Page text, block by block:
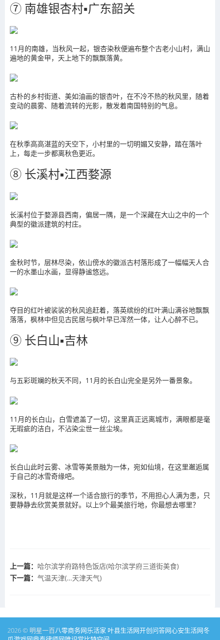
⑦ 南雄银杏村▪广东韶关
11月的南雄，当秋风一起，银杏染秋便遍布整个古老小山村，满山
遍地的黄金甲，天上地下的飘飘落黄。
古朴的乡村街道、美如油画的银杏叶，在不冷不热的秋风里，随着
变动的晨雾、随着流转的光影，散发着南国特别的气息。
在秋季高高湛蓝的天空下，小村里的一切明媚又安静，踏在落叶
上，每走一步都离秋色更近。
⑧ 长溪村▪江西婺源
长溪村位于婺源县西南，偏居一隅，是一个深藏在大山之中的一个
典型的徽派建筑的村庄。
金秋时节，层林尽染，依山傍水的徽派古村落形成了一幅幅天人合
一的水墨山水画，显得静谧悠远。
夺目的红叶被裟裟的秋风追赶着，落英缤纷的红叶满山满谷地飘飘
落落，枫林中但见古民居与枫叶早已浑然一体，让人心醉不已。
⑨ 长白山▪吉林
与五彩斑斓的秋天不同，11月的长白山完全是另外一番景象。
11月的长白山，白雪遮盖了一切，这里真正远离城市，满眼都是毫
无瑕疵的洁白，不沾染尘世一丝尘埃。
长白山此时云雾、冰雪等美景融为一体，宛如仙境，在这里邂逅属
于自己的冰雪奇缘吧。
深秋，11月就是这样一个适合旅行的季节，不用担心人满为患，只
要静静去欣赏美景就好。以上9个最美旅行地，你最想去哪里？
上一篇： 哈尔滨学府路特色饭店(哈尔滨学府三道街美食)
下一篇： 气温天津(…天津天气)
2026 © 明星一百八零商务网乐活家 叶县生活网开创问答网心安生活网冬